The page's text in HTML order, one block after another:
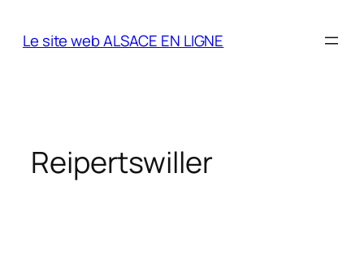
Le site web ALSACE EN LIGNE
Reipertswiller